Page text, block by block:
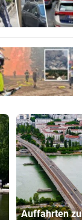
Auffahrten